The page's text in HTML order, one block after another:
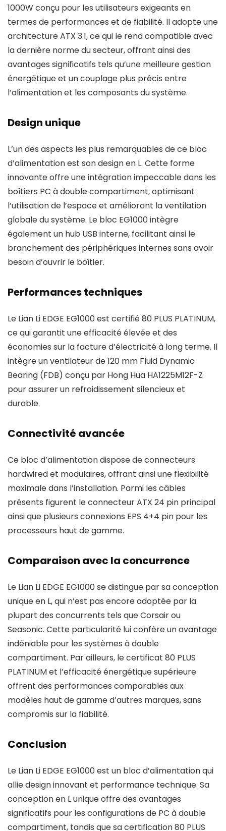
1000W conçu pour les utilisateurs exigeants en
termes de performances et de fiabilité. Il adopte une
architecture ATX 3.1, ce qui le rend compatible avec
la dernière norme du secteur, offrant ainsi des
avantages significatifs tels qu’une meilleure gestion
énergétique et un couplage plus précis entre
l’alimentation et les composants du système.
Design unique
L’un des aspects les plus remarquables de ce bloc
d’alimentation est son design en L. Cette forme
innovante offre une intégration impeccable dans les
boîtiers PC à double compartiment, optimisant
l’utilisation de l’espace et améliorant la ventilation
globale du système. Le bloc EG1000 intègre
également un hub USB interne, facilitant ainsi le
branchement des périphériques internes sans avoir
besoin d’ouvrir le boîtier.
Performances techniques
Le Lian Li EDGE EG1000 est certifié 80 PLUS PLATINUM,
ce qui garantit une efficacité élevée et des
économies sur la facture d’électricité à long terme. Il
intègre un ventilateur de 120 mm Fluid Dynamic
Bearing (FDB) conçu par Hong Hua HA1225M12F-Z
pour assurer un refroidissement silencieux et
durable.
Connectivité avancée
Ce bloc d’alimentation dispose de connecteurs
hardwired et modulaires, offrant ainsi une flexibilité
maximale dans l’installation. Parmi les câbles
présents figurent le connecteur ATX 24 pin principal
ainsi que plusieurs connexions EPS 4+4 pin pour les
processeurs haut de gamme.
Comparaison avec la concurrence
Le Lian Li EDGE EG1000 se distingue par sa conception
unique en L, qui n’est pas encore adoptée par la
plupart des concurrents tels que Corsair ou
Seasonic. Cette particularité lui confère un avantage
indéniable pour les systèmes à double
compartiment. Par ailleurs, le certificat 80 PLUS
PLATINUM et l’efficacité énergétique supérieure
offrent des performances comparables aux
modèles haut de gamme d’autres marques, sans
compromis sur la fiabilité.
Conclusion
Le Lian Li EDGE EG1000 est un bloc d’alimentation qui
allie design innovant et performance technique. Sa
conception en L unique offre des avantages
significatifs pour les configurations de PC à double
compartiment, tandis que sa certification 80 PLUS